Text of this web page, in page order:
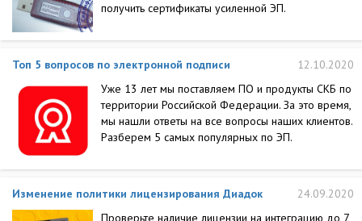
получить сертификаты усиленной ЭП.
12.10.2020
Топ 5 вопросов по электронной подписи
Уже 13 лет мы поставляем ПО и продукты СКБ по
территории Российской Федерации. За это время,
мы нашли ответы на все вопросы наших клиентов.
Разберем 5 самых популярных по ЭП.
24.09.2020
Изменение политики лицензирования Диадок
Проверьте наличие лицензии на интеграцию до 7